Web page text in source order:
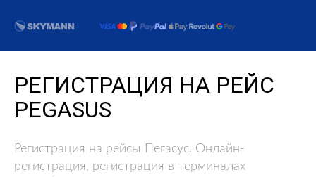
РЕГИСТРАЦИЯ НА РЕЙС
PEGASUS
Регистрация на рейсы Пегасус. Онлайн-
регистрация, регистрация в терминалах